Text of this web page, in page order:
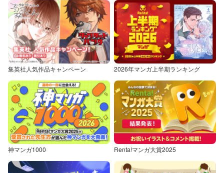
集英社人気作品キャンペーン 2026年マンガ上半期ランキング
神マンガ1000 Renta!マンガ大賞2025